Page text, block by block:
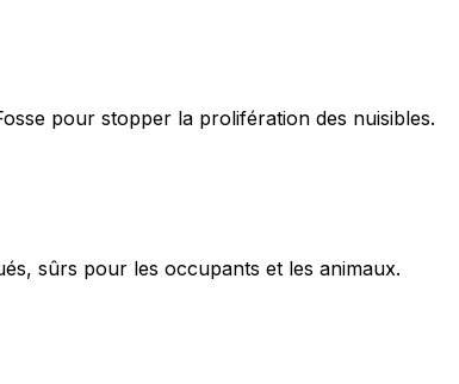
pour stopper la prolifération des nuisibles.
sûrs pour les occupants et les animaux.